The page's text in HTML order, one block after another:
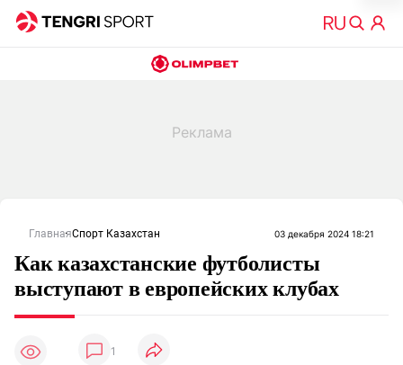
ГлавнаяСпорт Казахстан 03 декабря 2024 18:21
Как казахстанские футболисты
выступают в европейских клубах
1